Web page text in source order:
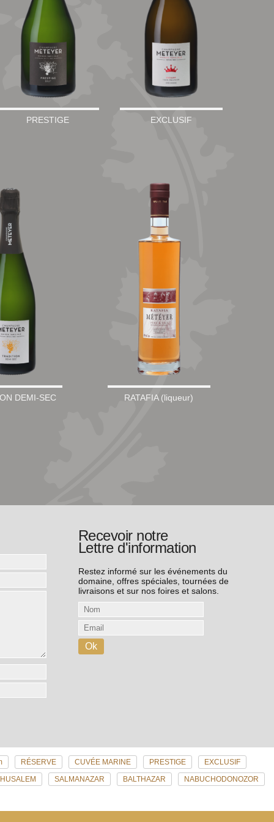
PRESTIGE EXCLUSIF
DEMI-SEC RATAFIA (liqueur)
Recevoir notre
Lettre d'information
Restez informé sur les événements du
domaine, offres spéciales, tournées de
livraisons et sur nos foires et salons.
RÉSERVE CUVÉE MARINE PRESTIGE EXCLUSIF
SALMANAZAR BALTHAZAR NABUCHODONOZOR